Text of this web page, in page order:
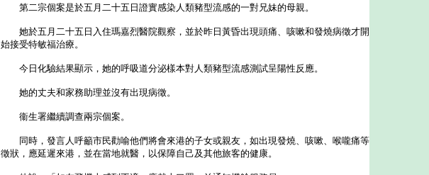
第二宗個案是於五月二十五日證實感染人類豬型流感的一對兄妹的母親。
她於五月二十五日入住瑪嘉烈醫院觀察，並於昨日黃昏出現頭痛、咳嗽和發燒病徵才開
始接受特敏福治療。
今日化驗結果顯示，她的呼吸道分泌樣本對人類豬型流感測試呈陽性反應。
她的丈夫和家務助理並沒有出現病徵。
衞生署繼續調查兩宗個案。
同時，發言人呼籲市民勸喻他們將會來港的子女或親友，如出現發燒、咳嗽、喉嚨痛等
徵狀，應延遲來港，並在當地就醫，以保障自己及其他旅客的健康。